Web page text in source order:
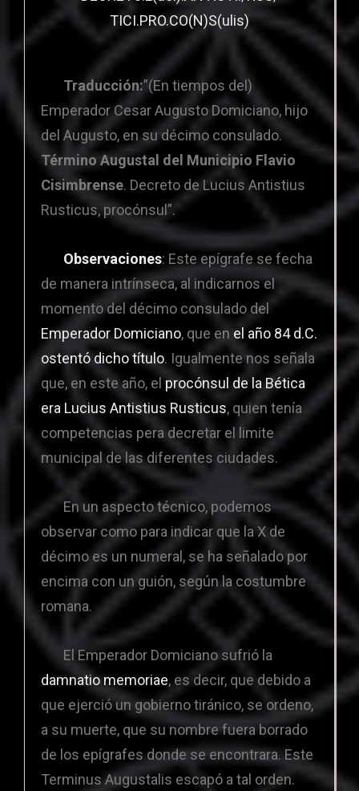
TICI.PRO.CO(N)S(ulis)
Traducción:”(En tiempos del)
Emperador Cesar Augusto Domiciano, hijo
del Augusto, en su décimo consulado.
Término Augustal del Municipio Flavio
Cisimbrense. Decreto de Lucius Antistius
Rusticus, procónsul”.
Observaciones: Este epígrafe se fecha
de manera intrínseca, al indicarnos el
momento del décimo consulado del
Emperador Domiciano, que en el año 84 d.C.
ostentó dicho título. Igualmente nos señala
que, en este año, el procónsul de la Bética
era Lucius Antistius Rusticus, quien tenía
competencias pera decretar el limite
municipal de las diferentes ciudades.
En un aspecto técnico, podemos
observar como para indicar que la X de
décimo es un numeral, se ha señalado por
encima con un guión, según la costumbre
romana.
El Emperador Domiciano sufrió la
damnatio memoriae, es decir, que debido a
que ejerció un gobierno tiránico, se ordeno,
a su muerte, que su nombre fuera borrado
de los epígrafes donde se encontrara. Este
Terminus Augustalis escapó a tal orden.